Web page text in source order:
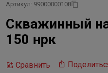
Артикул: 99000000108
Скважинный
150 нрк
Сравнить